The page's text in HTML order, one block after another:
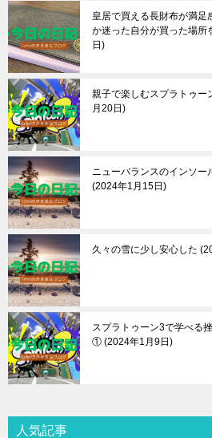
皇居で買える長財布が満足
か迷った自分が買った場所
日
親子で楽しむスプラトゥー
月20日
ニューバランスのインソー
2024年1月15日
久々の雪に少し安心した
スプラトゥーン3で学べる
① 2024年1月9日
人気記事